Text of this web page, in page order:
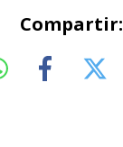
Compartir: